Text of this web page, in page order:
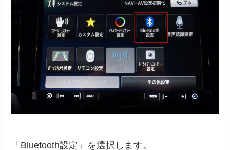
「Bluetooth設定」を選択します。